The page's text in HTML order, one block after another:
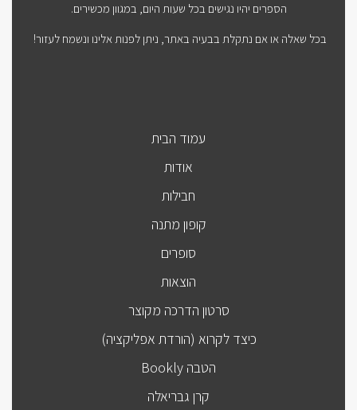
הספרים יהיו נגישים בכל שעות היום, במגוון מכשירים.
בכל שאלה או אם נתקלת בבעיה באתר, ניתן לפנות אלינו ונשמח לעזור!
עמוד הבית
אודות
חבילות
קופון מתנה
סופרים
הוצאות
סרטון הדרכה מקוצר
כיצד לקרוא (הורדת אפליקציה)
הטבה Bookly
קרן גבריאלה